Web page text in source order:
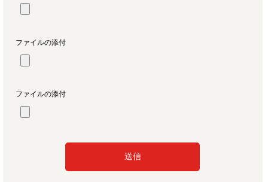
ファイルの添付
ファイルの添付